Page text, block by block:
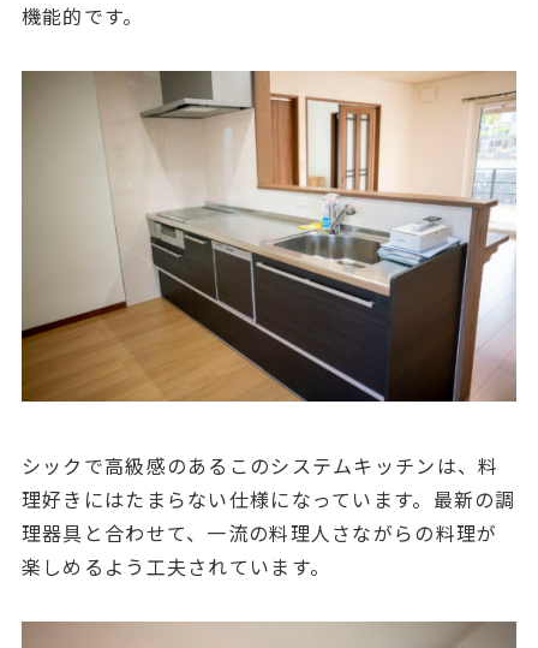
機能的です。
シックで高級感のあるこのシステムキッチンは、料
理好きにはたまらない仕様になっています。最新の調
理器具と合わせて、一流の料理人さながらの料理が
楽しめるよう工夫されています。